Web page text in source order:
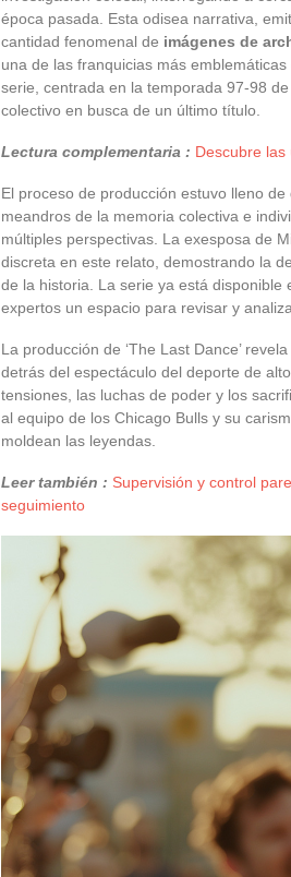
época pasada. Esta odisea narrativa,
cantidad fenomenal de imágenes de
una de las franquicias más
serie, centrada en la temporada 97-98
colectivo en busca de un último título.
Lectura complementaria : Descubre
El proceso de producción estuvo lleno
meandros de la memoria colectiva e
múltiples perspectivas. La exesposa de
discreta en este relato, demostrando la
de la historia. La serie ya está
expertos un espacio para revisar y
La producción de ‘The Last Dance’
detrás del espectáculo del deporte de
tensiones, las luchas de poder y los
al equipo de los Chicago Bulls y su
moldean las leyendas.
Leer también : Supervisión y control
seguimiento